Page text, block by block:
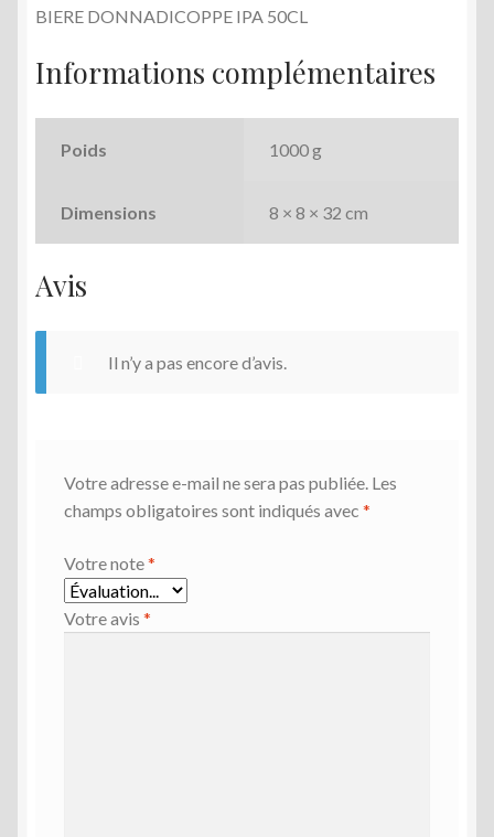
BIERE DONNADICOPPE IPA 50CL
Informations complémentaires
Poids 1000 g
Dimensions 8 × 8 × 32 cm
Avis
Il n’y a pas encore d’avis.
Votre adresse e-mail ne sera pas publiée. Les
champs obligatoires sont indiqués avec *
Votre note*
Votre avis *